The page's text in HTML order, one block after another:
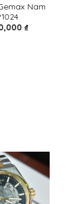
Nam
₫